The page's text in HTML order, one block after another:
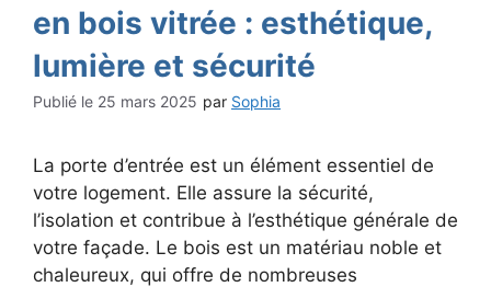
en bois vitrée : esthétique,
lumière et sécurité
25 mars 2025 par Sophia
La porte d’entrée est un élément essentiel de
votre logement. Elle assure la sécurité,
l’isolation et contribue à l’esthétique générale de
votre façade. Le bois est un matériau noble et
chaleureux, qui offre de nombreuses